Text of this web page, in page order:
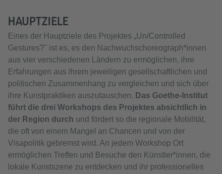
HAUPTZIELE
Eines der Hauptziele des Projektes „Un/Controlled
Gestures?" ist es, es den Nachwuchschoreograph*innen
aus vier verschiedenen Ländern zu ermöglichen, ihre
Erfahrungen aus ihrem jeweiligen gesellschaftlichen und
politischen Zusammenhang zu vergleichen und sich über
ihre Kunstpraktiken auszutauschen. Das Goethe-Institut
führt die drei Workshops des Projektes absichtlich in
der Region durch und fördert so die regionale Mobilität,
die oft von einem Mangel an Chancen und von der
Visapolitik gebremst wird. An jedem Workshop Ort
ermöglichen Treffen und Besuche den Künstler*innen, die
lokale Kunstszene zu entdecken und ihr professionelles